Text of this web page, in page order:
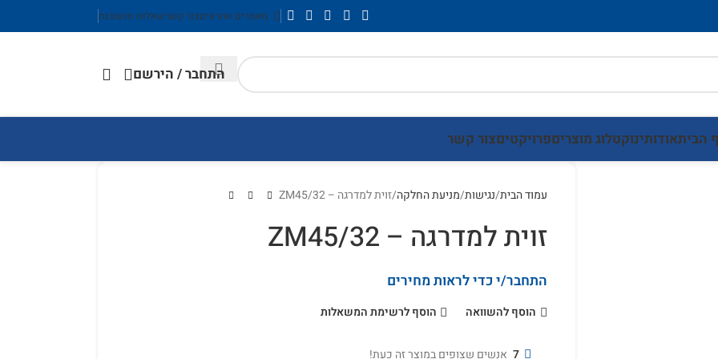
מאמרים אחרוניםצור קשרשאלות ותשובות
התחבר / הירשם
הביתאודותינוקטלוג מוצריםפרויקטיםצור קשר
עמוד הבית נגישות מניעת החלקה זוית למדרגה – ZM45/32
זוית למדרגה – ZM45/32
התחבר/י כדי לראות מחירים
הוסף להשוואה הוסף לרשימת המשאלות
7 אנשים שצופים במוצר זה כעת!